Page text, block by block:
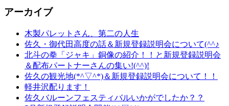
アーカイブ
木製パレットさん、第二の人生
佐久・御代田高度の話＆新規登録説明会について(^^♪
北斗の拳「ジャキ」銅像の紹介！！と新規登録説明会
＆配布パートナーさんの集い!(^^)!
佐久の観光地(*^▽^*)＆新規登録説明会について！！
軽井沢配ります！
佐久バルーンフェスティバルいかがでしたか？？